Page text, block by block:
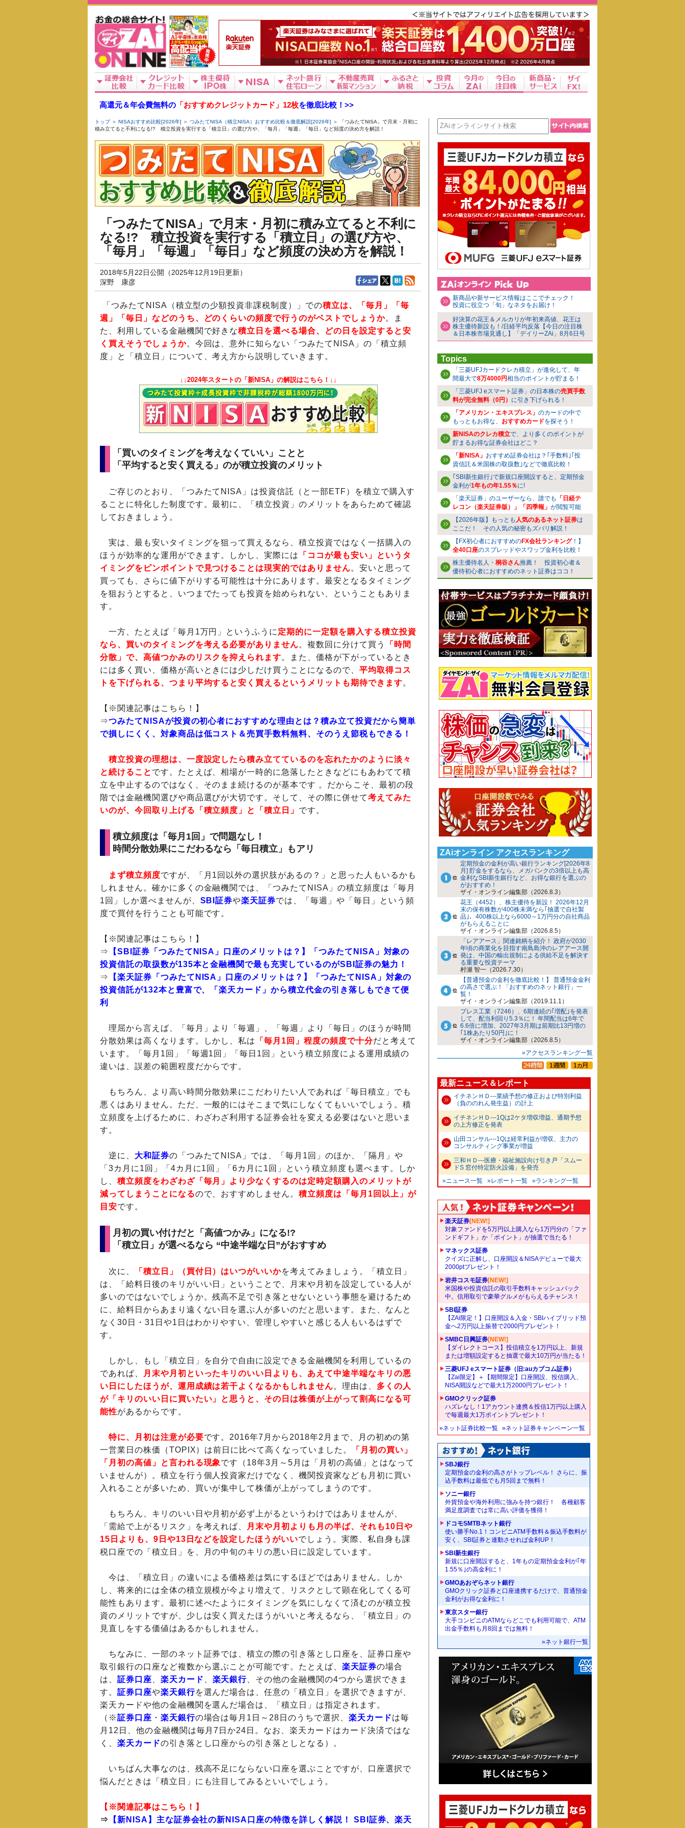
高還元＆年会費無料の 「おすすめクレジットカード」12枚を徹底比較！>>
トップ＞ NISAおすすめ比較[2026年] ＞ つみたてNISA（積立NISA）おすすめ比較＆徹底解説[2026年] ＞ 「つみたてNISA」で月末・月初に
積み立てると不利になる!? 積立投資を実行する「積立日」の選び方や、「毎月」「毎週」「毎日」など頻度の決め方を解説！
「つみたてNISA」で月末・月初に積み立てると不利に
なる!? 積立投資を実行する「積立日」の選び方や、
「毎月」「毎週」「毎日」など頻度の決め方を解説！
2018年5月22日公開（2025年12月19日更新）
深野 康彦
「つみたてNISA（積立型の少額投資非課税制度）」での積立は、「毎月」「毎
週」「毎日」などのうち、どのくらいの頻度で行うのがベストでしょうか。ま
た、利用している金融機関で好きな積立日を選べる場合、どの日を設定すると安
く買えそうでしょうか。今回は、意外に知らない「つみたてNISA」の「積立頻
度」と「積立日」について、考え方から説明していきます。
↓↓2024年スタートの「新NISA」の解説はこちら！↓↓
「買いのタイミングを考えなくていい」ことと
「平均すると安く買える」のが積立投資のメリット
ご存じのとおり、「つみたてNISA」は投資信託（と一部ETF）を積立で購入す
ることに特化した制度です。最初に、「積立投資」のメリットをあらためて確認
しておきましょう。
実は、最も安いタイミングを狙って買えるなら、積立投資ではなく一括購入の
ほうが効率的な運用ができます。しかし、実際には
「ココが最も安い」というタ
イミングをピンポイントで見つけることは現実的ではありません。安いと思って
買っても、さらに値下がりする可能性は十分にあります。最安となるタイミング
を狙おうとすると、いつまでたっても投資を始められない、ということもありま
す。
一方、たとえば「毎月1万円」というふうに 定期的に一定額を購入する積立投資
なら、買いのタイミングを考える必要がありません。複数回に分けて買う
「時間
分散」で、高値つかみのリスクを抑えられます。また、価格が下がっているとき
には多く買い、価格が高いときには少しだけ買うことになるので、 平均取得コス
トを下げられる、つまり平均すると安く買えるというメリットも期待できます。
【※関連記事はこちら！】
⇒つみたてNISAが投資の初心者におすすめな理由とは？積み立て投資だから簡単
で損しにくく、対象商品は低コスト＆売買手数料無料、そのうえ節税もできる！
積立投資の理想は、一度設定したら積み立てているのを忘れたかのように淡々
と続けること です。たとえば、相場が一時的に急落したときなどにもあわてて積
立を中止するのではなく、そのまま続けるのが基本です 。だからこそ、最初の段
階では金融機関選びや商品選びが大切です。そして、その際に併せて考えてみた
いのが、今回取り上げる「積立頻度」と「積立日」 です。
積立頻度は「毎月1回」で問題なし！
時間分散効果にこだわるなら「毎日積立」もアリ
まず積立頻度ですが、「月1回以外の選択肢があるの？」と思った人もいるかも
しれません。確かに多くの金融機関では、「つみたてNISA」の積立頻度は「毎月
1回」しか選べませんが、 SBI証券や楽天証券では、「毎週」や「毎日」という頻
度で買付を行うことも可能です。
【※関連記事はこちら！】
⇒
【SBI証券「つみたてNISA」口座のメリットは？】「つみたてNISA」対象の
投資信託の取扱数が135本と金融機関で最も充実しているのがSBI証券の魅力！
⇒
【楽天証券「つみたてNISA」口座のメリットは？】「つみたてNISA」対象の
投資信託が132本と豊富で、「楽天カード」から積立代金の引き落しもできて便
利
理屈から言えば、「毎月」より「毎週」、「毎週」より「毎日」のほうが時間
分散効果は高くなります。しかし、私は
「毎月1回」程度の頻度で十分だと考えて
います。「毎月1回」「毎週1回」「毎日1回」という積立頻度による運用成績の
違いは、誤差の範囲程度だからです。
もちろん、より高い時間分散効果にこだわりたい人であれば「毎日積立」でも
悪くはありません。ただ、一般的にはそこまで気にしなくてもいいでしょう。積
立頻度を上げるために、わざわざ利用する証券会社を変える必要はないと思いま
す。
逆に、 大和証券の「つみたてNISA」では、「毎月1回」のほか、「隔月」や
「3カ月に1回」「4カ月に1回」「6カ月に1回」という積立頻度も選べます。しか
し、 積立頻度をわざわざ「毎月」より少なくするのは定時定額購入のメリットが
減ってしまうことになるので、おすすめしません。積立頻度は「毎月1回以上」が
目安です。
月初の買い付けだと「高値つかみ」になる!?
「積立日」が選べるなら “中途半端な日”がおすすめ
次に、 「積立日」（買付日）はいつがいいかを考えてみましょう。「積立日」
は、「給料日後のキリがいい日」ということで、月末や月初を設定している人が
多いのではないでしょうか。残高不足で引き落とせないという事態を避けるため
に、給料日からあまり遠くない日を選ぶ人が多いのだと思います。また、なんと
なく30日・31日や1日はわかりやすい、管理しやすいと感じる人もいるはずで
す。
しかし、もし「積立日」を自分で自由に設定できる金融機関を利用しているの
であれば、
月末や月初といったキリのいい日よりも、あえて中途半端なキリの悪
い日にしたほうが、運用成績は若干よくなるかもしれません。理由は、 多くの人
が「キリのいい日に買いたい」と思うと、その日は株価が上がって割高になる可
能性があるからです。
特に、月初は注意が必要です。2016年7月から2018年2月まで、月の初めの第
一営業日の株価（TOPIX）は前日に比べて高くなっていました。
「月初の買い」
「月初の高値」と言われる現象です（18年3月～5月は「月初の高値」とはなって
いませんが）。積立を行う個人投資家だけでなく、機関投資家なども月初に買い
入れることが多いため、買いが集中して株価が上がってしまうのです。
もちろん、キリのいい日や月初が必ず上がるというわけではありませんが、
「需給で上がるリスク」を考えれば、
月末や月初よりも月の半ば、それも10日や
15日よりも、9日や13日などを設定したほうがいいでしょう。実際、私自身も課
税口座での「積立日」を、月の中旬のキリの悪い日に設定しています。
今は、「積立日」の違いによる価格差は気にするほどではありません。しか
し、将来的には全体の積立規模が今より増えて、リスクとして顕在化してくる可
能性もあります。最初に述べたようにタイミングを気にしなくて済むのが積立投
資のメリットですが、少しは安く買えたほうがいいと考えるなら、「積立日」の
見直しをする価値はあるかもしれません。
ちなみに、一部のネット証券では、積立の際の引き落とし口座を、証券口座や
取引銀行の口座など複数から選ぶことが可能です。たとえば、 楽天証券の場合
は、 証券口座 楽天カード 楽天銀行 、その他の金融機関の4つから選択できま
す。 証券口座や楽天銀行を選んだ場合は、任意の「積立日」を選択できますが、
楽天カードや他の金融機関を選んだ場合は、「積立日」は指定されます。
（※証券口座 ・ 楽天銀行の場合は毎月1日～28日のうちで選択、 楽天カードは毎
月12日、他の金融機関は毎月7日か24日。なお、楽天カードはカード決済ではな
く、 楽天カードの引き落とし口座からの引き落としとなる）。
いちばん大事なのは、残高不足にならない口座を選ぶことですが、口座選択で
悩んだときは「積立日」にも注目してみるといいでしょう。
【※関連記事はこちら！】
⇒ 【新NISA】主な証券会社の新NISA口座の特徴を詳しく解説！ SBI証券、楽天
新商品や新サービス情報はここでチェック！
投資に役立つ「旬」なネタをお届け！
好決算の花王＆メルカリが年初来高値、花王は
株主優待新設も！/日経平均反落【今日の注目株
＆日本株市場見通し】「デイリーZAi」8月6日号
Topics
「三菱UFJカードクレカ積立」が進化して、年
間最大で8万4000円相当のポイントが貯まる！
「三菱UFJ eスマート証券」の日本株の売買手数
料が完全無料（0円） に引き下げられる！
「アメリカン・エキスプレス」 のカードの中で
もっともお得な、 おすすめカードを探そう！
新NISAのクレカ積立で、より多くのポイントが
貯まるお得な証券会社はどこ？
「新NISA」 おすすめ証券会社は？｢手数料｣｢投
資信託＆米国株の取扱数｣などで徹底比較！
｢SBI新生銀行｣で新規口座開設すると、定期預金
金利が1年もの年1.55％に!
「楽天証券」のユーザーなら、誰でも
「日経テ
レコン（楽天証券版）」「四季報」 が閲覧可能
【2026年版】もっとも 人気のあるネット証券は
ここだ！ その人気の秘密もズバリ解説！
【FX初心者におすすめのFX会社ランキング！】
全40口座のスプレッドやスワップ金利を比較！
株主優待名人・ 桐谷さん推薦！ 投資初心者＆
優待初心者におすすめのネット証券はココ！
ZAiオンライン アクセスランキング
定期預金の金利が高い銀行ランキング[2026年8
月] 貯金をするなら、メガバンクの3倍以上も高
金利なSBI新生銀行など、お得な銀行を選ぶの
がおすすめ！
ザイ・オンライン編集部（2026.8.3）
花王（4452）、株主優待を新設！ 2026年12月
末の保有株数が400株未満なら｢抽選で自社製
品｣、400株以上なら6000～1万円分の自社商品
がもらえることに
ザイ・オンライン編集部（2026.8.5）
「レアアース」関連銘柄を紹介！ 政府が2030
年頃の商業化を目指す南鳥島沖のレアアース開
発は、中国の輸出規制による供給不足を解決す
る重要な投資テーマ
村瀬 智一（2026.7.30）
【普通預金の金利を徹底比較！】 普通預金金利
の高さで選ぶ！「おすすめのネット銀行」一
覧！
ザイ・オンライン編集部（2019.11.1）
プレス工業（7246）、6期連続の｢増配｣を発表
して、配当利回り5.3％に！ 年間配当は6年で
6.6倍に増加、2027年3月期は前期比13円増の
｢1株あたり50円｣に！
ザイ・オンライン編集部（2026.8.5）
»アクセスランキング一覧
最新ニュース＆レポート
イチネンＨＤ---業績予想の修正および特別利益
（負ののれん発生益）の計上
イチネンＨＤ---1Qは2ケタ増収増益、通期予想
の上方修正を発表
山田コンサル---1Qは経常利益が増収、主力の
コンサルティング事業が増益
三和ＨＤ---医療・福祉施設向け引き戸「スムー
ドS 窓付特定防火設備」を発売
»ニュース一覧
»レポート一覧 »ランキング一覧
楽天証券[NEW!]
対象ファンドを5万円以上購入なら1万円分の「ファ
ンドギフト」か「ポイント」が抽選で当たる！
マネックス証券
クイズに正解し、口座開設＆NISAデビューで最大
2000ptプレゼント！
岩井コスモ証券[NEW!]
米国株や投資信託の取引手数料キャッシュバック
中。信用取引で豪華グルメがもらえるチャンス！
SBI証券
【ZAi限定！】口座開設＆入金・SBIハイブリッド預
金へ2万円以上振替で2000円プレゼント！
SMBC日興証券[NEW!]
【ダイレクトコース】投信積立を1万円以上、新規
または増額設定すると抽選で最大10万円が当たる！
三菱UFJ eスマート証券（旧:auカブコム証券）
【Zai限定】＋【期間限定】口座開設、投信購入、
NISA開設などで最大1万2000円プレゼント！
GMOクリック証券
ハズレなし！1アカウント連携＆投信1万円以上購入
で毎週最大1万ポイントプレゼント！
»ネット証券比較一覧 »ネット証券キャンペーン一覧
SBJ銀行
定期預金の金利の高さがトップレベル！ さらに、振
込手数料は最低でも月5回まで無料！
ソニー銀行
外貨預金や海外利用に強みを持つ銀行！ 各種顧客
満足度調査では常に高い評価を獲得！
ドコモSMTBネット銀行
使い勝手No.1！コンビニATM手数料＆振込手数料が
安く、SBI証券と連動させれば金利UP！
SBI新生銀行
新規に口座開設すると、1年もの定期預金金利が｢年
1.55％｣の高金利に！
GMOあおぞらネット銀行
GMOクリック証券と口座連携するだけで、普通預金
金利がお得な金利に！
東京スター銀行
大手コンビニのATMならどこでも利用可能で、ATM
出金手数料も月8回までは無料！
»ネット銀行一覧